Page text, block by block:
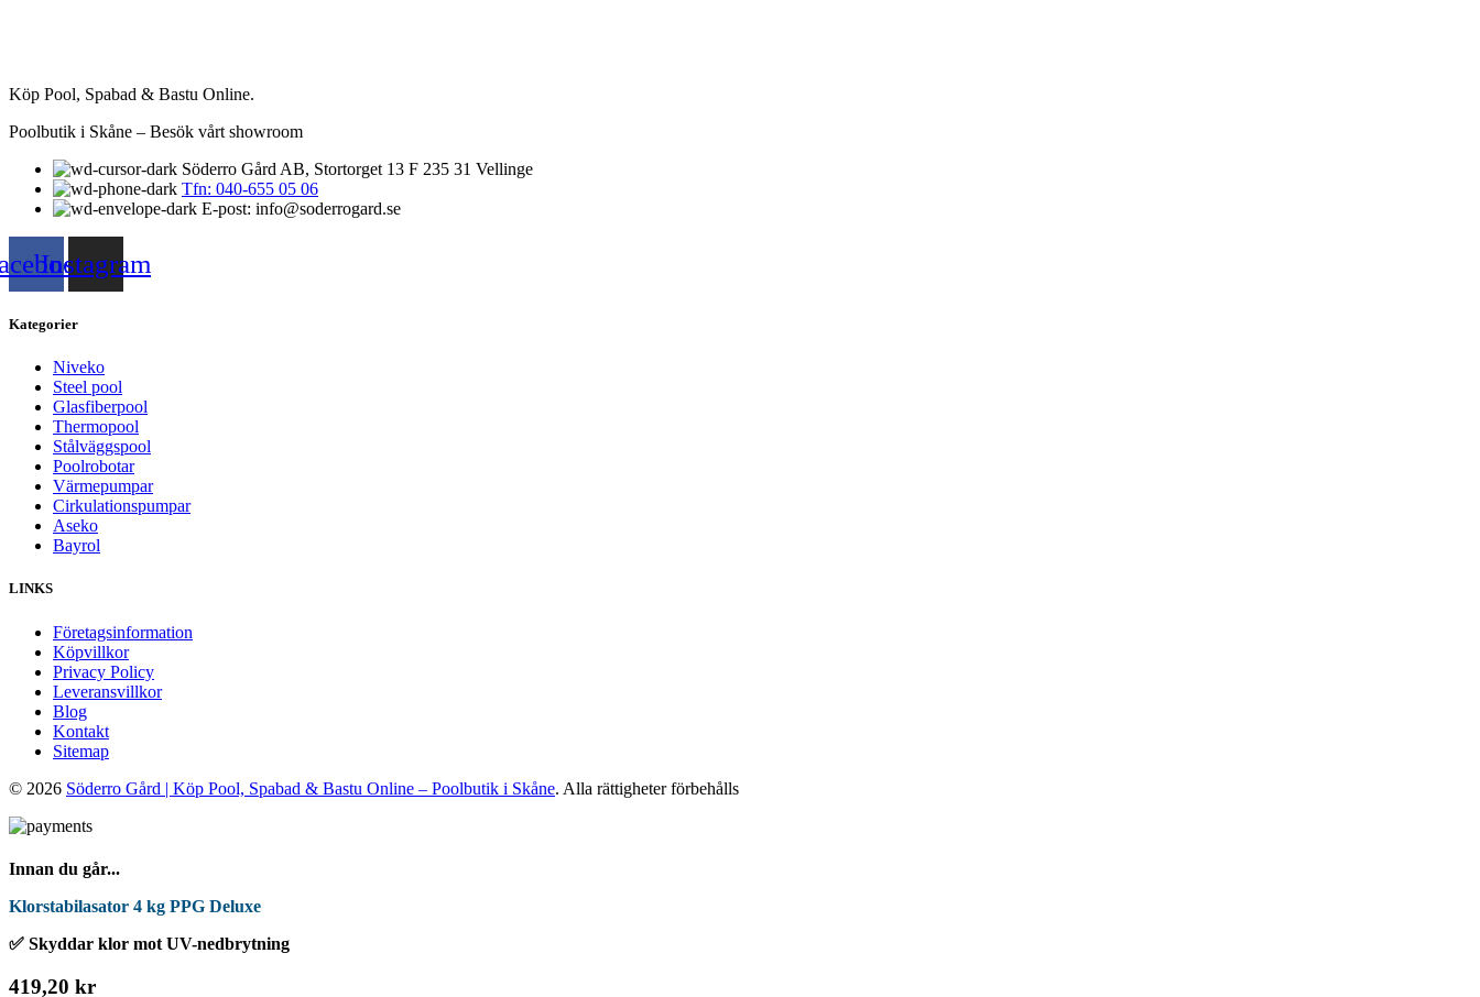
Köp Pool, Spabad & Bastu Online.
Poolbutik i Skåne – Besök vårt showroom
Söderro Gård AB, Stortorget 13 F 235 31 Vellinge
Tfn: 040-655 05 06
E-post: info@soderrogard.se
Instagram
Kategorier
Niveko
Steel pool
Glasfiberpool
Thermopool
Stålväggspool
Poolrobotar
Värmepumpar
Cirkulationspumpar
Aseko
Bayrol
LINKS
Företagsinformation
Köpvillkor
Privacy Policy
Leveransvillkor
Blog
Kontakt
Sitemap
© 2026 Söderro Gård | Köp Pool, Spabad & Bastu Online – Poolbutik i Skåne. Alla rättigheter förbehålls
Innan du går...
Klorstabilasator 4 kg PPG Deluxe
✅ Skyddar klor mot UV-nedbrytning
419,20 kr